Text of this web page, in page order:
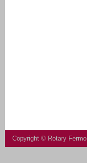
Copyright © Rotary Fermo